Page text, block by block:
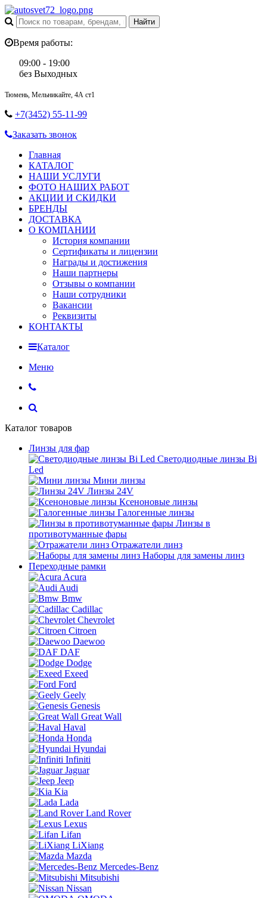
Время работы:
09:00 - 19:00
без Выходных
Тюмень, Мельникайте, 4А ст1
+7(3452) 55-11-99
Заказать звонок
Главная
КАТАЛОГ
НАШИ УСЛУГИ
ФОТО НАШИХ РАБОТ
АКЦИИ И СКИДКИ
БРЕНДЫ
ДОСТАВКА
О КОМПАНИИ
История компании
Сертификаты и лицензии
Награды и достижения
Наши партнеры
Отзывы о компании
Наши сотрудники
Вакансии
Реквизиты
КОНТАКТЫ
Каталог
Меню
Каталог товаров
Линзы для фар
Светодиодные линзы Bi
Led
Мини линзы
Линзы 24V
Ксеноновые линзы
Галогенные линзы
Линзы в
противотуманные фары
Отражатели линз
Наборы для замены линз
Переходные рамки
Acura
Audi
Bmw
Cadillac
Chevrolet
Citroen
Daewoo
DAF
Dodge
Exeed
Ford
Geely
Genesis
Great Wall
Haval
Honda
Hyundai
Infiniti
Jaguar
Jeep
Kia
Lada
Land Rover
Lexus
Lifan
LiXiang
Mazda
Mercedes-Benz
Mitsubishi
Nissan